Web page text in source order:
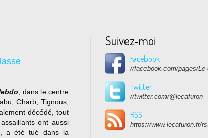
, dans le centre
Charb, Tignous,
décédé, tout
ont aussi
a été tué dans la
Suivez-moi
Facebook
Twitter
//twitter.com/@lecafuron
RSS
https://www.lecafuron.fr/